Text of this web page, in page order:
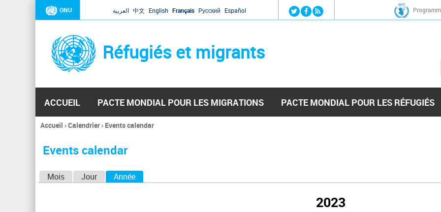
Jump to navigation
ONU العربية 中文 English Français Русский Español
Réfugiés et migrants
ACCUEIL PACTE MONDIAL POUR LES MIGRATIONS PACTE MONDIAL POUR LES RÉFUGIÉS
Vous
ici
Accueil ›Calendrier› Events calendar
Events calendar
Mois Jour Année
2023